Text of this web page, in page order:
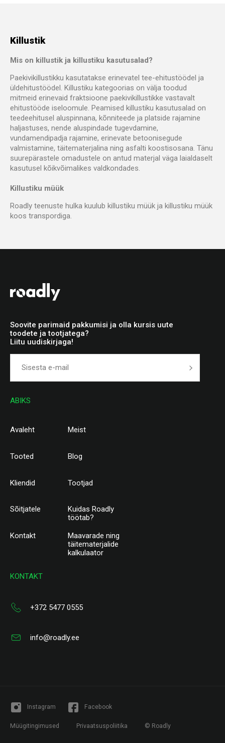
Killustik
Mis on killustik ja killustiku kasutusalad?
Paekivikillustikku kasutatakse erinevatel tee-ehitustöödel ja
üldehitustöödel. Killustiku kategoorias on välja toodud
mitmeid erinevaid fraktsioone paekivikillustikke vastavalt
ehitustööde iseloomule. Peamised killustiku kasutusalad on
teedeehitusel aluspinnana, kõnniteede ja platside rajamine
haljastuses, nende aluspindade tugevdamine,
vundamendipadja rajamine, erinevate betoonisegude
valmistamine, täitematerjalina ning asfalti koostisosana. Tänu
suurepärastele omadustele on antud materjal väga laialdaselt
kasutusel kõikvõimalikes valdkondades.
Killustiku müük
Roadly teenuste hulka kuulub killustiku müük ja killustiku müük
koos transpordiga.
Soovite parimaid pakkumisi ja olla kursis uute
toodete ja tootjatega?
Liitu uudiskirjaga!
ABIKS
Avaleht Meist
Tooted Blog
Kliendid Tootjad
Sõitjatele
Kuidas Roadly
töötab?
Kontakt
Maavarade ning
täitematerjalide
kalkulaator
KONTAKT
+372 5477 0555
info@roadly.ee
Instagram Facebook
Müügitingimused Privaatsuspoliitika © Roadly